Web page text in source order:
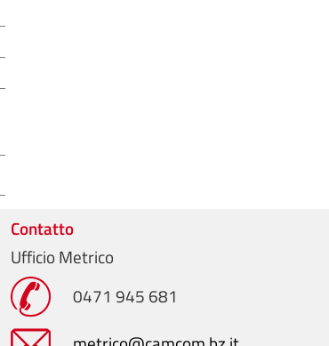
Contatto
Ufficio Metrico
0471 945 681